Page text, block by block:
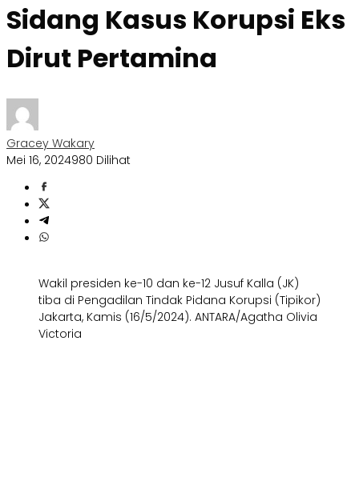
Sidang Kasus Korupsi Eks
Dirut Pertamina
Gracey Wakary
Mei 16, 2024980 Dilihat
Wakil presiden ke-10 dan ke-12 Jusuf Kalla (JK)
tiba di Pengadilan Tindak Pidana Korupsi (Tipikor)
Jakarta, Kamis (16/5/2024). ANTARA/Agatha Olivia
Victoria